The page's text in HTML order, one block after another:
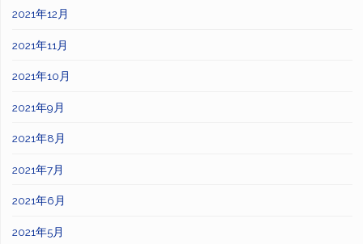
2021年12月
2021年11月
2021年10月
2021年9月
2021年8月
2021年7月
2021年6月
2021年5月